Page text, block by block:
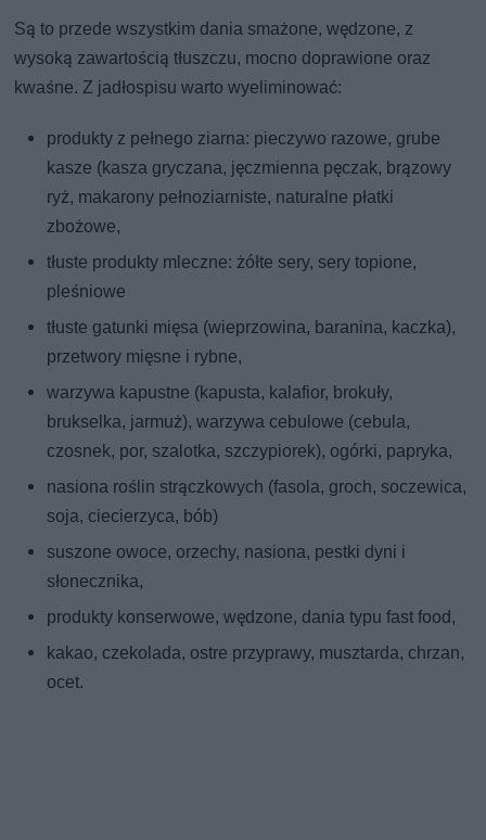
Są to przede wszystkim dania smażone, wędzone, z
wysoką zawartością tłuszczu, mocno doprawione oraz
kwaśne. Z jadłospisu warto wyeliminować:
produkty z pełnego ziarna: pieczywo razowe, grube
kasze (kasza gryczana, jęczmienna pęczak, brązowy
ryż, makarony pełnoziarniste, naturalne płatki
zbożowe,
tłuste produkty mleczne: żółte sery, sery topione,
pleśniowe
tłuste gatunki mięsa (wieprzowina, baranina, kaczka),
przetwory mięsne i rybne,
warzywa kapustne (kapusta, kalafior, brokuły,
brukselka, jarmuż), warzywa cebulowe (cebula,
czosnek, por, szalotka, szczypiorek), ogórki, papryka,
nasiona roślin strączkowych (fasola, groch, soczewica,
soja, ciecierzyca, bób)
suszone owoce, orzechy, nasiona, pestki dyni i
słonecznika,
produkty konserwowe, wędzone, dania typu fast food,
kakao, czekolada, ostre przyprawy, musztarda, chrzan,
ocet.